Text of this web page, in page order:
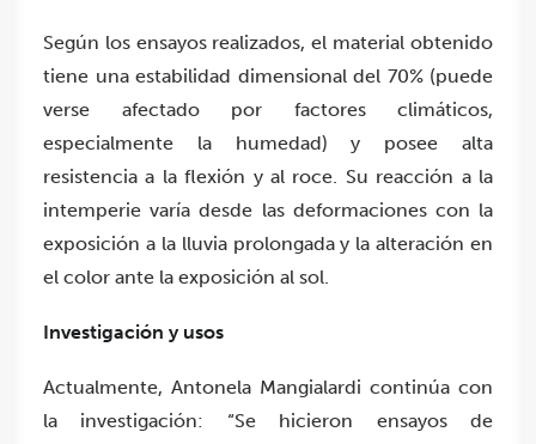
Según los ensayos realizados, el material obtenido
tiene una estabilidad dimensional del 70% (puede
verse afectado por factores climáticos,
especialmente la humedad) y posee alta
resistencia a la flexión y al roce. Su reacción a la
intemperie varía desde las deformaciones con la
exposición a la lluvia prolongada y la alteración en
el color ante la exposición al sol.
Investigación y usos
Actualmente, Antonela Mangialardi continúa con
la investigación: “Se hicieron ensayos de